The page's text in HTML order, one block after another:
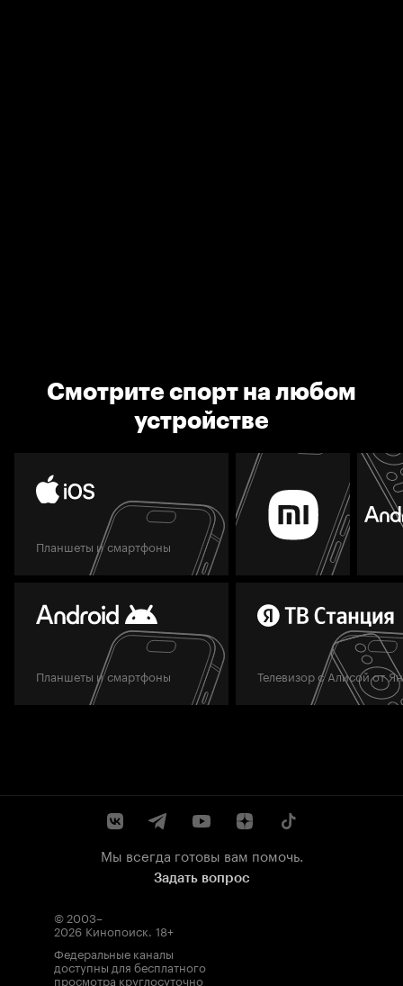
Смотрите спорт на любом
устройстве
Планшеты и смартфоны
Планшеты и смартфоны Телевизор с Алисой от
Мы всегда готовы вам помочь.
Задать вопрос
© 2003–
2026 Кинопоиск. 18+
Федеральные каналы
доступны для бесплатного
просмотра круглосуточно